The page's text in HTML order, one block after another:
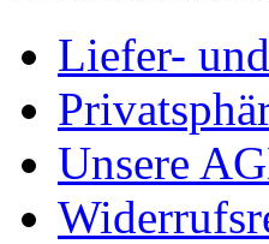
Liefer-
Unsere